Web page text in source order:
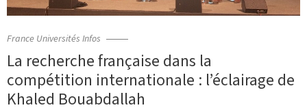
France Universités Infos
La recherche française dans la
compétition internationale : l’éclairage de
Khaled Bouabdallah